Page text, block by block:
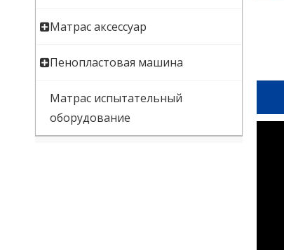
Матрас аксессуар
Пенопластовая машина
Матрас испытательный
оборудование